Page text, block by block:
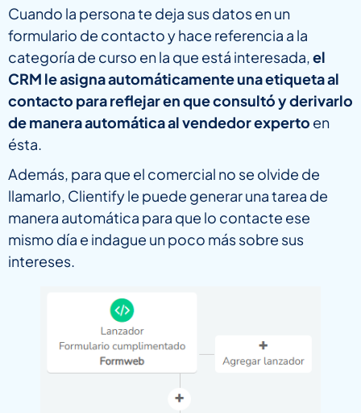
Cuando la persona te deja sus datos en un
formulario de contacto y hace referencia a la
categoría de curso en la que está interesada,el
CRM le asigna automáticamente una etiqueta al
contacto para reflejar en que consultó y derivarlo
de manera automática al vendedor experto en
ésta.
Además, para que el comercial no se olvide de
llamarlo, Clientify le puede generar una tarea de
manera automática para que lo contacte ese
mismo día e indague un poco más sobre sus
intereses.